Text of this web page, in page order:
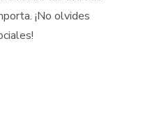
¡No olvides